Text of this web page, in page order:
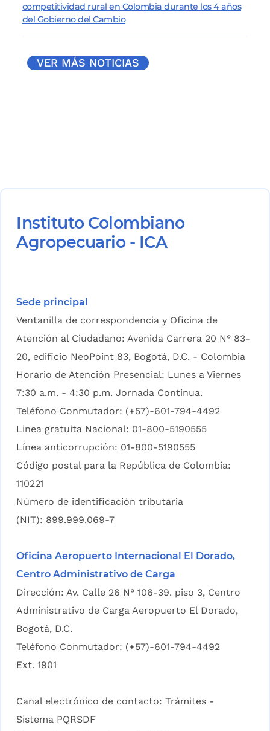
competitividad rural en Colombia durante los 4 años
del Gobierno del Cambio
VER MÁS NOTICIAS
Instituto Colombiano
Agropecuario - ICA
Sede principal
Ventanilla de correspondencia y Oficina de
Atención al Ciudadano: Avenida Carrera 20 N° 83-
20, edificio NeoPoint 83, Bogotá, D.C. - Colombia
Horario de Atención Presencial: Lunes a Viernes
7:30 a.m. - 4:30 p.m. Jornada Continua.
Teléfono Conmutador: (+57)-601-794-4492
Linea gratuita Nacional: 01-800-5190555
Línea anticorrupción: 01-800-5190555
Código postal para la República de Colombia:
110221
Número de identificación tributaria
(NIT): 899.999.069-7
Oficina Aeropuerto Internacional El Dorado,
Centro Administrativo de Carga
Dirección: Av. Calle 26 N° 106-39. piso 3, Centro
Administrativo de Carga Aeropuerto El Dorado,
Bogotá, D.C.
Teléfono Conmutador: (+57)-601-794-4492
Ext. 1901
Canal electrónico de contacto: Trámites -
Sistema PQRSDF